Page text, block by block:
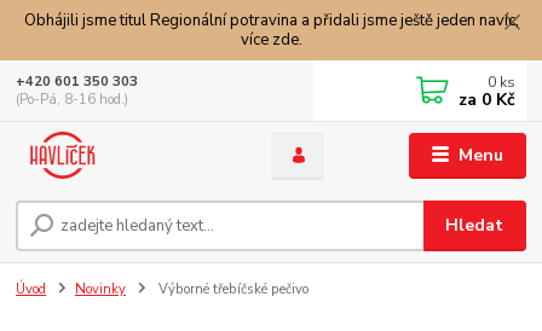
Obhájili jsme titul Regionální potravina a přidali jsme ještě jeden navíc,
více zde.
Menu
Hledat
+420 601 350 303
(Po-Pá, 8-16 hod.)
0 ks
za 0 Kč
Úvod Novinky Výborné třebíčské pečivo